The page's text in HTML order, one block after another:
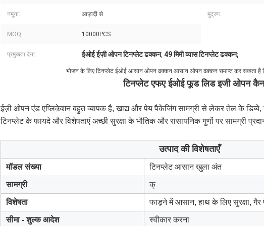
नमूना: आज़ादी से मुद्रण:
MOQ: 10000PCS
प्रमुखता देना: ईओई ईज़ी ओपन टिनप्लेट ढक्कन, 49 मिमी व्यास टिनप्लेट ढक्कन;
भोजन के लिए टिनप्लेट ईओई आसान ओपन ढक्कन आसान ओपन ढक्कन समाप्त कर सकता है
टिनप्लेट एफए ईओई फूड लिड इजी ओपन
ईज़ी ओपन एंड एप्लिकेशन बहुत व्यापक है, खाद्य और पेय पैकेजिंग सामग्री से लेकर तेल के डिब्बे,
टिनप्लेट के फायदे और विशेषताएं अच्छी सुरक्षा के भौतिक और रासायनिक गुणों पर सामग्री
उत्पाद की विशेषताएँ
मॉडल संख्या टिनप्लेट आसान खुला अंत
सामग्री क्
विशेषता फाड़ने में आसान, हाथ के लिए सुरक्षा,
सीमा - शुल्क आदेश स्वीकार करना